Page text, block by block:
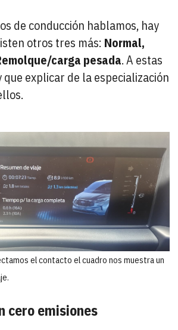
de conducción hablamos, hay
otros tres más: Normal,
carga pesada. A estas
explicar de la especialización
el contacto el cuadro nos muestra un
cero emisiones